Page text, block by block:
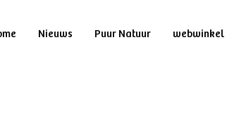
Nieuws Puur Natuur webwinkel